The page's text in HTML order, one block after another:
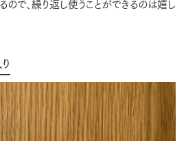
で、繰り返し使うことができるのは嬉し